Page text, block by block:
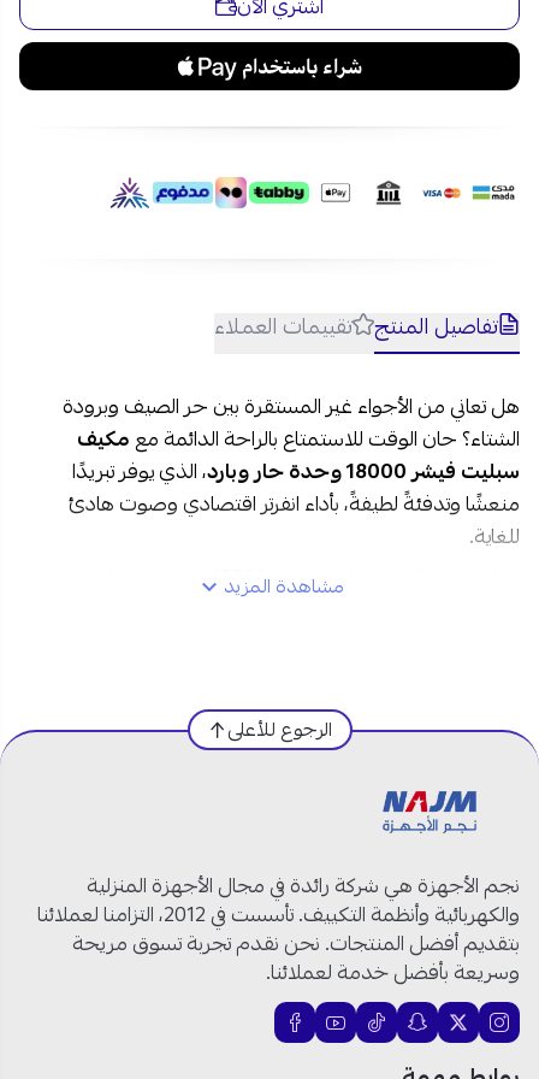
تفاصيل المنتج تقييمات العملاء
هل تعاني من الأجواء غير المستقرة بين حر الصيف وبرودة
الشتاء؟ حان الوقت للاستمتاع بالراحة الدائمة معمكيف
سبليت فيشر 18000 وحدة حار وبارد
، الذي يوفر تبريدًا
منعشًا وتدفئةً لطيفةً، بأداء انفرتر اقتصادي وصوت هادئ
للغاية.
مواصفات مكيف سبليت فيشر 18000 وحدة حار بارد انفرتر:
القدرة: 18000 وحدة حرارية بريطانية (BTU)
كمبروسر روتري انفرتر عالي الجودة
التحكم عن بُعد بالواي فاي (WiFi)
تشغيل بصوت هادئ جدًا
خاصية التعقيم بدرجة حرارة عالية
وظيفة التنظيف الذاتي
مصدر الطاقة: 220 فولت، أحادي الطور، 60 هرتز
الأبعاد الداخلية (ارتفاع × عرض × طول):
850 × 1000 مم
مشاهدة المزيد
الرجوع للأعلى
نجم الأجهزة هي شركة رائدة في مجال الأجهزة المنزلية
والكهربائية وأنظمة التكييف. تأسست في 2012، التزامنا لعملائنا
بتقديم أفضل المنتجات. نحن نقدم تجربة تسوق مريحة
وسريعة بأفضل خدمة لعملائنا.